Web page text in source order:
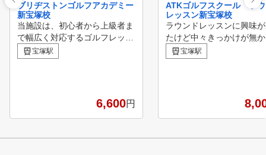
ブリヂストンゴルフアカデミー
新宝塚校
当施設は、初心者から上級者ま
で幅広く対応するゴルフレッス
ンを提供しています。 最新の
スイング解析システムと経験豊
れず、快適な環境で集中して練
習できます。 基本から応用ま
宝塚駅
6,600円
ATKゴルフスクール ラ
レッスン新宝塚校
ラウンドレッスンに興味
たけど中々きっかけが無
方、 １ラウンドしっかり
ほしい方、 ある程度回れ
、 技術やラウンド力を向
せたい方、 傾斜地での打
宝塚駅